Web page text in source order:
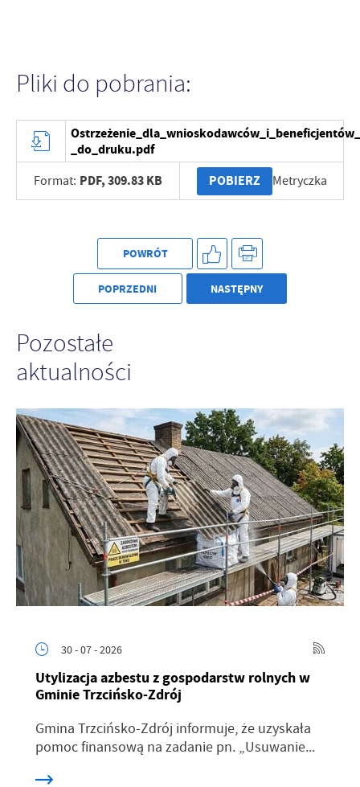
Pliki do pobrania:
_do_druku.pdf
Format: PDF,309.83 KB POBIERZ Metryczka
POWRÓT
POPRZEDNI NASTĘPNY
Pozostałe
aktualności
30 - 07 - 2026
Utylizacja azbestu z gospodarstw rolnych w
Gminie Trzcińsko-Zdrój
Gmina Trzcińsko-Zdrój informuje, że uzyskała
pomoc finansową na zadanie pn. „Usuwanie...